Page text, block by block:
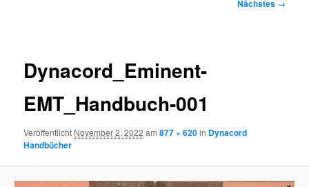
Nächstes →
Dynacord_Eminent-
EMT_Handbuch-001
Veröffentlicht November 2, 2022 am877 × 620in Dynacord
Handbücher